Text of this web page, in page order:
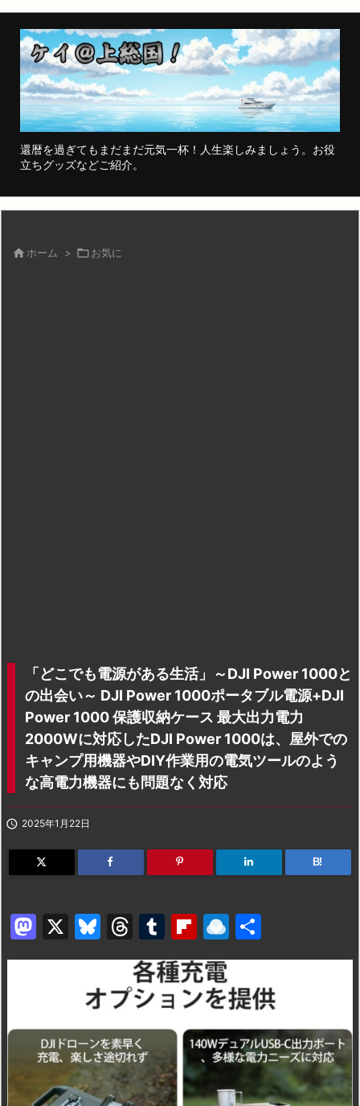
還暦を過ぎてもまだまだ元気一杯！人生楽しみましょう。お役
立ちグッズなどご紹介。
 ホーム > お気に
「どこでも電源がある生活」～DJI Power 1000と
の出会い～ DJI Power 1000ポータブル電源+DJI
Power 1000 保護収納ケース 最大出力電力
2000Wに対応したDJI Power 1000は、屋外での
キャンプ用機器やDIY作業用の電気ツールのよう
な高電力機器にも問題なく対応
 2025年1月22日
B!
M
a
d
o
n
X
Bl
u
s
k
y
T
hr
e
a
d
s
T
u
m
bl
r
Fl
ip
b
o
ar
d
R
ai
dr
o
p.
io
有